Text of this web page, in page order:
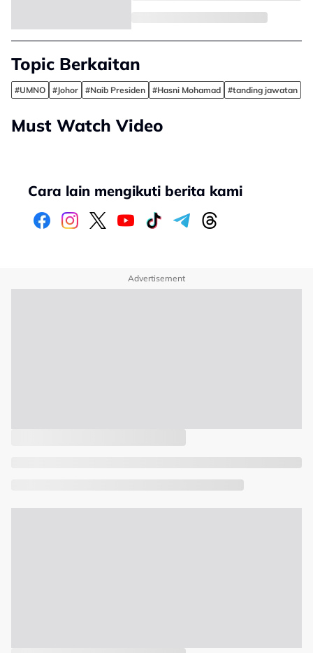
Topic Berkaitan
#UMNO #Johor #Naib Presiden #Hasni Mohamad #tanding jawatan
Must Watch Video
Cara lain mengikuti berita kami
Advertisement